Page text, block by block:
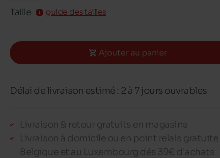
Taille guide des tailles
Ajouter au panier
Délai de livraison estimé : 2 à 7 jours ouvrables
Livraison & retour gratuits en magasins
Livraison à domicile ou en point relais gratuite
Belgique et au Luxembourg dés 39€ d'achats